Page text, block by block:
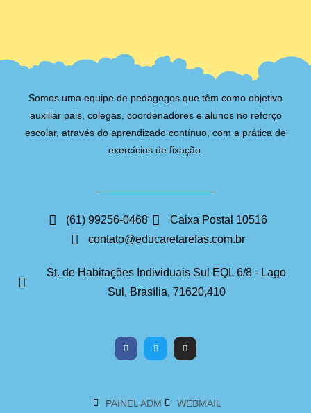
Somos uma equipe de pedagogos que têm como objetivo
auxiliar pais, colegas, coordenadores e alunos no reforço
escolar, através do aprendizado contínuo, com a prática de
exercícios de fixação.
(61) 99256-0468
Caixa Postal 10516
contato@educaretarefas.com.br
St. de Habitações Individuais Sul EQL 6/8 - Lago
Sul, Brasília, 71620,410
PAINEL ADM WEBMAIL